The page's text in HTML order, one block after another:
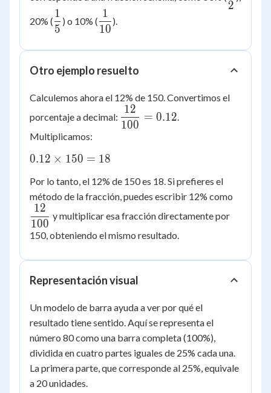
{2}
2
20% ( \dfrac{1}
{5}
5
1
) o 10% ( \dfrac{1}
{10}
10
1
).
Otro ejemplo resuelto
Calculemos ahora el 12% de 150. Convertimos el
porcentaje a decimal:
\dfrac{12}
{100} =
100
12
= 0.12.
Multiplicamos:
0.12
150 =
18
0.12 × 150 = 18
Por lo tanto, el 12% de 150 es 18. Si prefieres el
método de la fracción, puedes escribir 12% como
100
12
y multiplicar esa fracción directamente por
150, obteniendo el mismo resultado.
Representación visual
Un modelo de barra ayuda a ver por qué el
resultado tiene sentido. Aquí se representa el
número 80 como una barra completa (100%),
dividida en cuatro partes iguales de 25% cada una.
La primera parte, que corresponde al 25%, equivale
a 20 unidades.